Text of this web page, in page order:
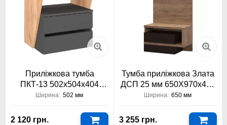
Приліжкова тумба
ПКТ-13 502х504х404
Компаніт
Ширина: 502 мм
2 120 грн.
Тумба приліжкова Злата
ДСП 25 мм 650Х970х400
Константа
Ширина: 650 мм
3 255 грн.